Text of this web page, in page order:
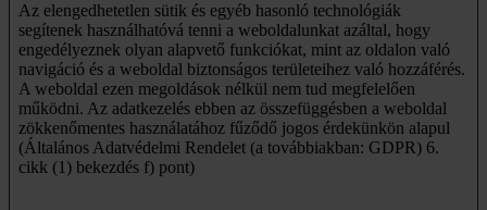
Az elengedhetetlen sütik és egyéb hasonló technológiák
segítenek használhatóvá tenni a weboldalunkat azáltal, hogy
engedélyeznek olyan alapvető funkciókat, mint az oldalon való
navigáció és a weboldal biztonságos területeihez való hozzáférés.
A weboldal ezen megoldások nélkül nem tud megfelelően
működni. Az adatkezelés ebben az összefüggésben a weboldal
zökkenőmentes használatához fűződő jogos érdekünkön alapul
(Általános Adatvédelmi Rendelet (a továbbiakban: GDPR) 6.
cikk (1) bekezdés f) pont)